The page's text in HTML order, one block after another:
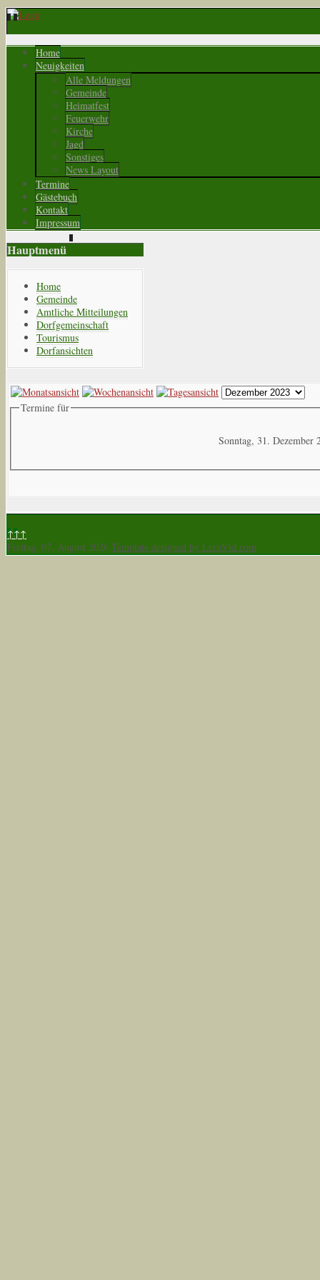
Home
Neuigkeiten
Alle Meldungen
Gemeinde
Heimatfest
Feuerwehr
Kirche
Jagd
Sonstiges
News Layout
Termine
Gästebuch
Kontakt
Impressum
Hauptmenü
Home
Gemeinde
Amtliche Mitteilungen
Dorfgemeinschaft
Tourismus
Dorfansichten
Termine für
Sonntag, 31. Dezember
↑↑↑
Freitag, 07. August 2026 Template designed by LernVid.com